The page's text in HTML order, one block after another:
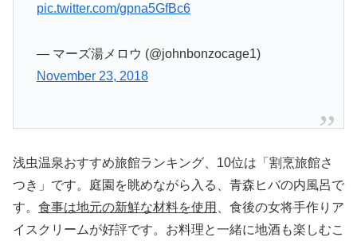
pic.twitter.com/gpna5GfBc6
— マーズ湯メロウ (@johnbonzocage1)
November 23, 2018
浅虫温泉おすすめ旅館ランキング、10位は「割烹旅館さ
つき」です。庭園を眺めながら入る、青森ヒバの内風呂で
す。 食事は地元の新鮮な材料を使用
、食後の女将手作りア
イスクリームが好評です。お料理と一緒に地酒も楽しむこ